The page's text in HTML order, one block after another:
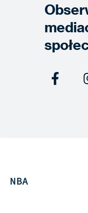

NBA